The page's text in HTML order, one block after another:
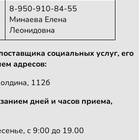
8-950-910-84-55
Минаева Елена
Леонидовна
социальных услуг, его
адресов:
112б
дней и часов приема,
с 9:00 до 19.00